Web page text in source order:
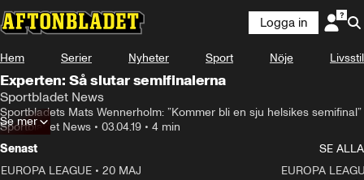
Logga in
Hem Serier Nyheter Sport Nöje Livsstil
Experten: Så slutar semifinalerna
Sportbladet News
Sportbladets Mats Wennerholm: ”Kommer bli en sju helsikes semifinal”
Sportbladet News • 03.04.19 • 4 min
Se mer
Senast
SE ALLA
EUROPA LEAGUE • 20 MAJ EUROPA